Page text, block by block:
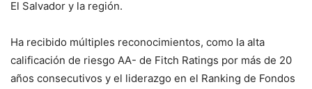
El Salvador y la región.
Ha recibido múltiples reconocimientos, como la alta
calificación de riesgo AA- de Fitch Ratings por más de 20
años consecutivos y el liderazgo en el Ranking de Fondos